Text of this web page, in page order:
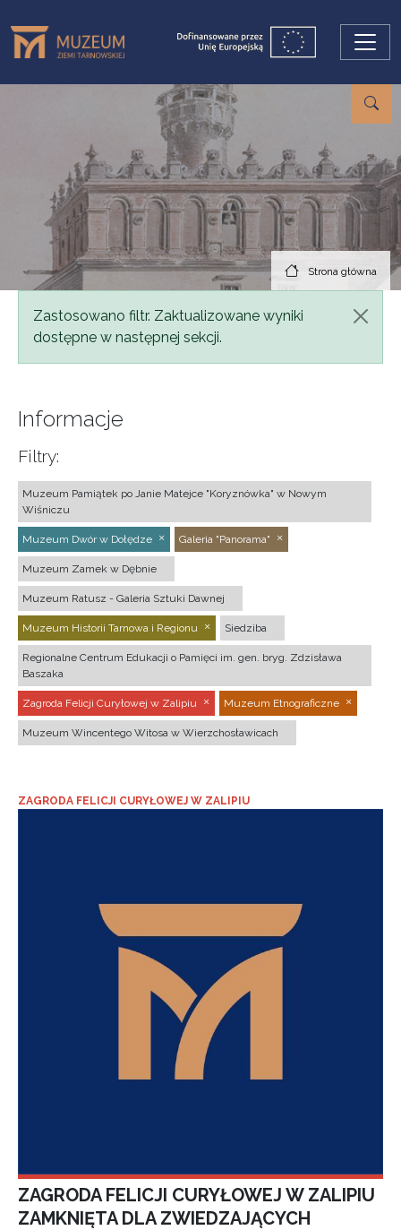
Strona główna
Komunikat
Zastosowano filtr. Zaktualizowane wyniki
dostępne w następnej sekcji.
Informacje
Filtry:
Muzeum Pamiątek po Janie Matejce "Koryznówka" w Nowym
Wiśniczu
Muzeum Dwór w Dołędze Galeria "Panorama"
Muzeum Zamek w Dębnie
Muzeum Ratusz - Galeria Sztuki Dawnej
Muzeum Historii Tarnowa i Regionu Siedziba
Regionalne Centrum Edukacji o Pamięci im. gen. bryg. Zdzisława
Baszaka
Zagroda Felicji Curyłowej w Zalipiu Muzeum Etnograficzne
Muzeum Wincentego Witosa w Wierzchosławicach
ZAGRODA FELICJI CURYŁOWEJ W ZALIPIU
ZAGRODA FELICJI CURYŁOWEJ W ZALIPIU
ZAMKNIĘTA DLA ZWIEDZAJĄCYCH